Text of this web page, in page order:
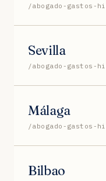
/abogado-gastos-
Sevilla
/abogado-
Málaga
/abogado-gastos-
Bilbao